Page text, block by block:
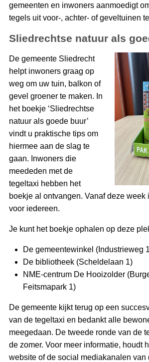
gemeenten en inwoners aanmoedigt
tegels uit voor-, achter- of geveltuinen
Sliedrechtse natuur als
De gemeente Sliedrecht
helpt inwoners graag op
weg om uw tuin, balkon of
gevel groener te maken. In
het boekje ‘Sliedrechtse
natuur als goede buur’
vindt u praktische tips om
hiermee aan de slag te
gaan. Inwoners die
meededen met de
tegeltaxi hebben het
boekje al ontvangen. Vanaf deze week
voor iedereen.
Je kunt het boekje ophalen op deze
De gemeentewinkel (Industrieweg
De bibliotheek (Scheldelaan 1)
NME-centrum De Hooizolder
Feitsmapark 1)
De gemeente kijkt terug op een
van de tegeltaxi en bedankt alle
meegedaan. De tweede ronde van de
de zomer. Voor meer informatie, houdt
website of de social mediakanalen van